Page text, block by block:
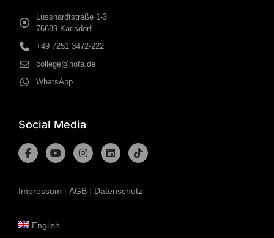
Lusshardtstraße 1-3
76689 Karlsdorf
+49 7251 3472-222
college@hofa.de
WhatsApp
Social Media
Impressum | AGB | Datenschutz
English